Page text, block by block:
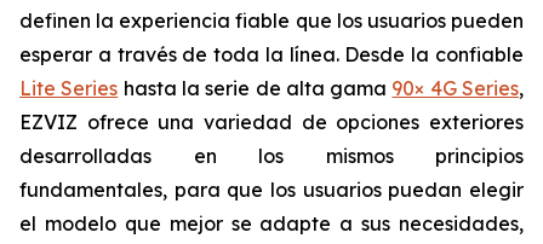
definen la experiencia fiable que los usuarios pueden
esperar a través de toda la línea. Desde la confiable
Lite Series hasta la serie de alta gama 90× 4G Series,
EZVIZ ofrece una variedad de opciones exteriores
desarrolladas en los mismos principios
fundamentales, para que los usuarios puedan elegir
el modelo que mejor se adapte a sus necesidades,